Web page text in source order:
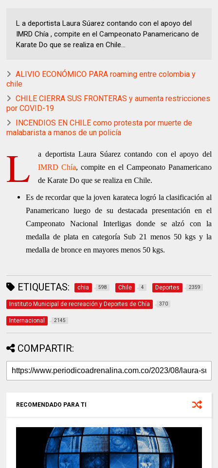
L a deportista Laura Súarez contando con el apoyo del
IMRD Chía , compite en el Campeonato Panamericano de
Karate Do que se realiza en Chile...
ALIVIO ECONÓMICO PARA roaming entre colombia y
chile
CHILE CIERRA SUS FRONTERAS y aumenta restricciones
por COVID-19
INCENDIOS EN CHILE como protesta por muerte de
malabarista a manos de un policía
L
a deportista Laura Súarez contando con el apoyo del
IMRD Chía, compite en el Campeonato Panamericano
de Karate Do que se realiza en Chile.
Es de recordar que la joven karateca logró la clasificación al
Panamericano luego de su destacada presentación en el
Campeonato Nacional Interligas donde se alzó con la
medalla de plata en categoría Sub 21 menos 50 kgs y la
medalla de bronce en mayores menos 50 kgs.
ETIQUETAS: chia 598 Chile 4 Deportes 2359
Instituto Municipal de recreación y Deportes de Chía 370
Internacional 2145
COMPARTIR:
RECOMENDADO PARA TI